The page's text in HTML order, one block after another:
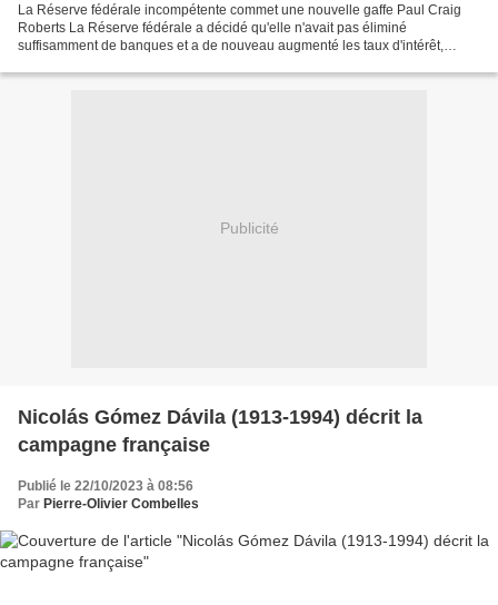
La Réserve fédérale incompétente commet une nouvelle gaffe Paul Craig
Roberts La Réserve fédérale a décidé qu'elle n'avait pas éliminé
suffisamment de banques et a de nouveau augmenté les taux d'intérêt,
Publicité
Nicolás Gómez Dávila (1913-1994) décrit la
campagne française
Publié le 22/10/2023 à 08:56
Par Pierre-Olivier Combelles